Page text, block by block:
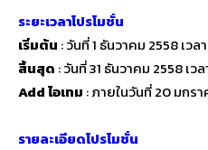
ระยะเวลาโปรโมชั่น
เริ่มต้น : วันที่ 1 ธันวาคม 2558 เว
สิ้นสุด : วันที่ 31 ธันวาคม 2558 เว
Add ไอเทม : ภายในวันที่ 20 มกร
รายละเอียดโปรโมชั่น